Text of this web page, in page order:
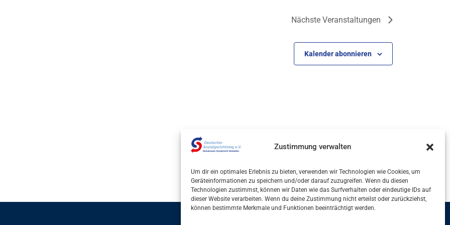
Zustimmung verwalten
Um dir ein optimales Erlebnis zu bieten, verwenden wir Technologien wie Cookies, um
Geräteinformationen zu speichern und/oder darauf zuzugreifen. Wenn du diesen
Technologien zustimmst, können wir Daten wie das Surfverhalten oder eindeutige IDs auf
dieser Website verarbeiten. Wenn du deine Zustimmung nicht erteilst oder zurückziehst,
können bestimmte Merkmale und Funktionen beeinträchtigt werden.
Nächste Veranstaltungen
Kalender abonnieren